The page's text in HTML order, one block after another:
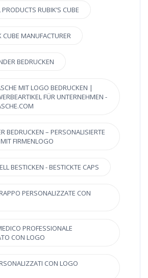
RUBIK’S CUBE
CUBE MANUFACTURER
BEDRUCKEN
MIT LOGO BEDRUCKEN |
FÜR UNTERNEHMEN -
BEDRUCKEN – PERSONALISIERTE
FIRMENLOGO
BESTICKEN - BESTICKTE CAPS
PERSONALIZZATE CON
PROFESSIONALE
CON LOGO
CON LOGO